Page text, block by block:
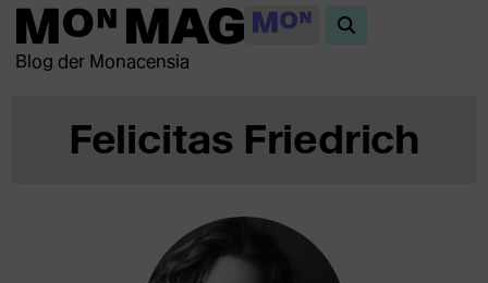
Blog der Monacensia
Felicitas Friedrich